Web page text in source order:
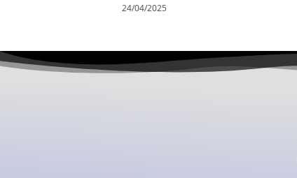
24/04/2025